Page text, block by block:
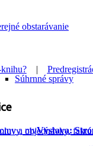
obstarávanie
Súhrnné správy
objednávky,
|
Výstava: